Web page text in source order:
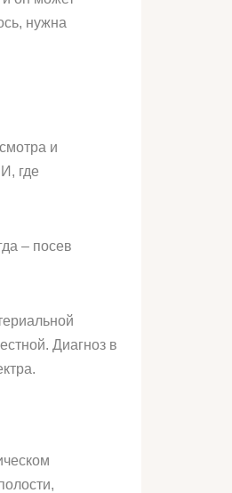
нужна
и
где
– посев
Диагноз в